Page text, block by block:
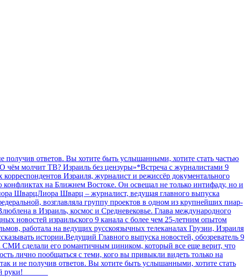
получив ответов. Вы хотите быть услышанными, хотите стать частью
чём молчит ТВ? Израиль без цензуры»*Встреча с журналистами 9
Израиля, журналист и режиссёр документального
на Ближнем Востоке. Он освещал не только интифаду, но и
ШварцЛиора Шварц – журналист, ведущая главного выпуска
возглавляла группу проектов в одном из крупнейших пиар-
в Израиль, космос и Средневековье. Глава международного
новостей израильского 9 канала с более чем 25-летним опытом
работала на ведущих русскоязычных телеканалах Грузии, Израиля
истории.Ведущий Главного выпуска новостей, обозреватель 9
сделали его романтичным циником, который все еще верит, что
лично пообщаться с теми, кого вы привыкли видеть только на
и не получив ответов. Вы хотите быть услышанными, хотите стать
руки!